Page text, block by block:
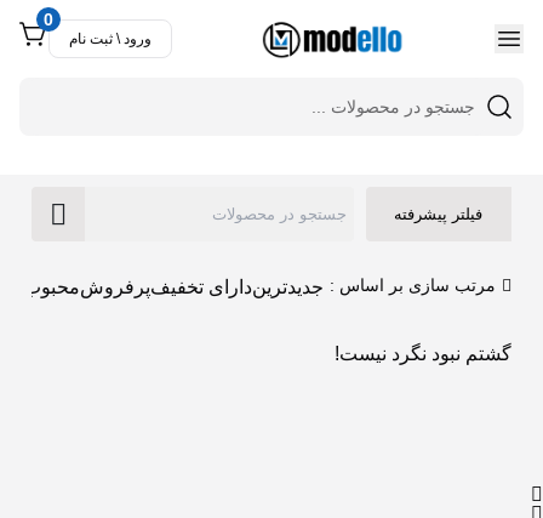
ورود \ ثبت نام
0
فیلتر پیشرفته
مرتب سازی بر اساس : جدیدتریندارای تخفیفپرفروشمحبوب